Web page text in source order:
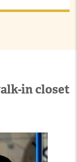
in closet